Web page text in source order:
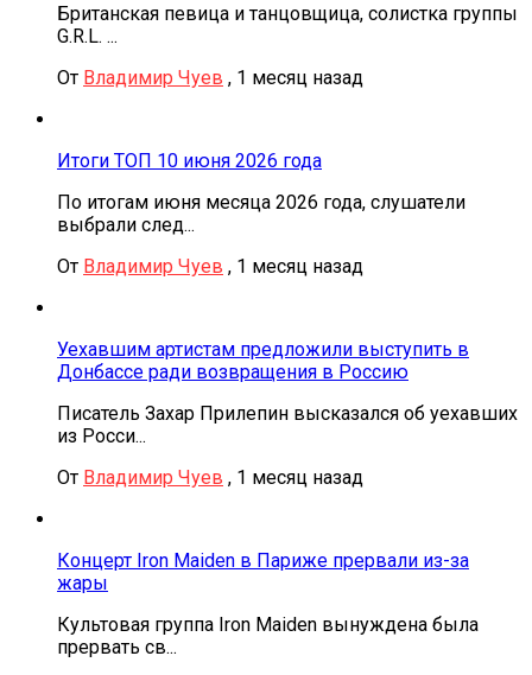
Британская певица и танцовщица, солистка группы
G.R.L. ...
От Владимир Чуев , 1 месяц назад
Итоги ТОП 10 июня 2026 года
По итогам июня месяца 2026 года, слушатели
выбрали след...
От Владимир Чуев , 1 месяц назад
Уехавшим артистам предложили выступить в
Донбассе ради возвращения в Россию
Писатель Захар Прилепин высказался об уехавших
из Росси...
От Владимир Чуев , 1 месяц назад
Концерт Iron Maiden в Париже прервали из-за
жары
Культовая группа Iron Maiden вынуждена была
прервать св...